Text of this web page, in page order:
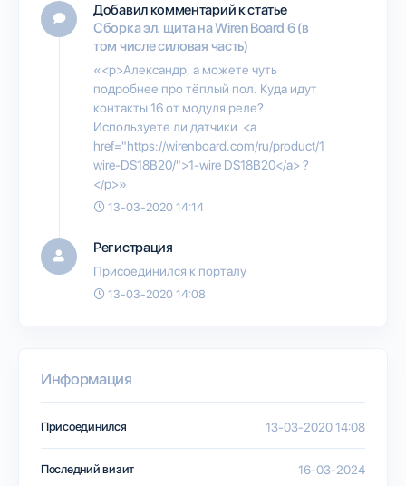
Добавил комментарий к статье
Сборка эл. щита на Wiren Board 6 (в
том числе силовая часть)
«<p>Александр, а можете чуть
подробнее про тёплый пол. Куда идут
контакты 16 от модуля реле?
Используете ли датчики <a
href="https://wirenboard.com/ru/product/1
wire-DS18B20/">1-wire DS18B20</a> ?
</p>»
13-03-2020 14:14
Регистрация
Присоединился к порталу
13-03-2020 14:08
Информация
Присоединился 13-03-2020 14:08
Последний визит 16-03-2024